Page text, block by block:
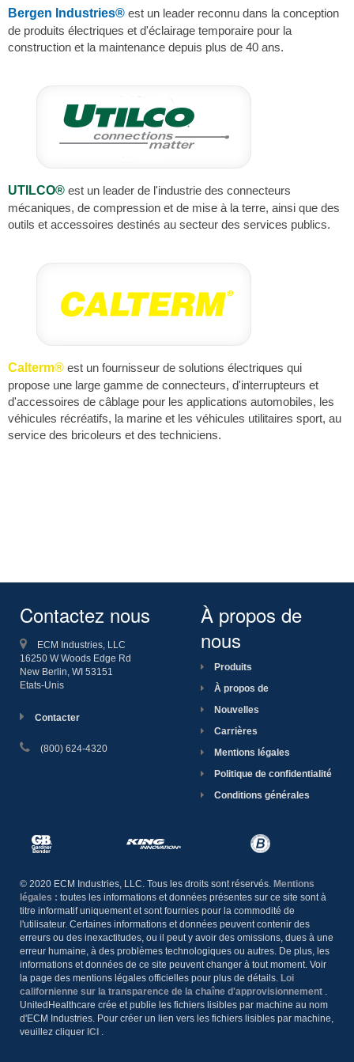
Bergen Industries® est un leader reconnu dans la conception
de produits électriques et d'éclairage temporaire pour la
construction et la maintenance depuis plus de 40 ans.
UTILCO® est un leader de l'industrie des connecteurs
mécaniques, de compression et de mise à la terre, ainsi que des
outils et accessoires destinés au secteur des services publics.
Calterm® est un fournisseur de solutions électriques qui
propose une large gamme de connecteurs, d'interrupteurs et
d'accessoires de câblage pour les applications automobiles, les
véhicules récréatifs, la marine et les véhicules utilitaires sport, au
service des bricoleurs et des techniciens.
Contactez nous
ECM Industries, LLC
16250 W Woods Edge Rd
New Berlin, WI 53151
Etats-Unis
Contacter
(800) 624-4320
À propos de
nous
Produits
À propos de
Nouvelles
Carrières
Mentions légales
Politique de confidentialité
Conditions générales
© 2020 ECM Industries, LLC. Tous les droits sont réservés. Mentions
légales : toutes les informations et données présentes sur ce site sont à
titre informatif uniquement et sont fournies pour la commodité de
l'utilisateur. Certaines informations et données peuvent contenir des
erreurs ou des inexactitudes, ou il peut y avoir des omissions, dues à une
erreur humaine, à des problèmes technologiques ou autres. De plus, les
informations et données de ce site peuvent changer à tout moment. Voir
la page des mentions légales officielles pour plus de détails. Loi
californienne sur la transparence de la chaîne d'approvisionnement .
UnitedHealthcare crée et publie les fichiers lisibles par machine au nom
d'ECM Industries. Pour créer un lien vers les fichiers lisibles par machine,
veuillez cliquer ICI .